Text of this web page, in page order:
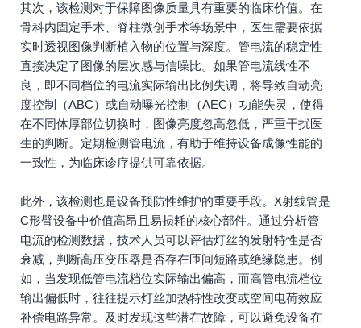
其次，该检测对于保障图像质量具有重要的临床价值。在
骨科内固定手术、脊柱微创手术等场景中，医生需要依据
实时透视图像判断植入物的位置与深度。管电流的稳定性
直接决定了图像的层次感与信噪比。如果管电流线性不
良，即不同档位的电流实际输出比例失调，将导致自动亮
度控制（ABC）或自动曝光控制（AEC）功能失灵，使得
在不同体厚部位切换时，图像亮度忽高忽低，严重干扰医
生的判断。定期检测管电流，有助于维持设备成像性能的
一致性，为临床诊疗提供可靠依据。
此外，该检测也是设备预防性维护的重要手段。X射线管是
C形臂设备中价值高昂且易损耗的核心部件。通过分析管
电流的检测数据，技术人员可以评估灯丝的发射特性是否
衰减，判断高压变压器是否存在匝间短路或绝缘隐患。例
如，当发现低管电流档位实际输出偏高，而高管电流档位
输出偏低时，往往提示灯丝加热特性改变或空间电荷效应
补偿电路异常。及时发现这些潜在故障，可以避免设备在